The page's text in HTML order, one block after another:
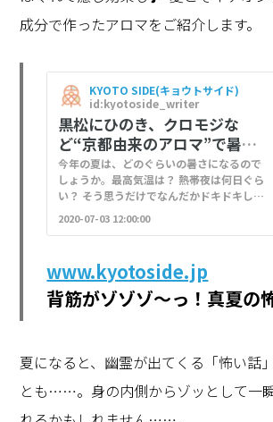
成分で作ったアロマをご紹介します。
KYOTO SIDE(キョウトサイド)
id:kyotoside_writer
黒松にひのき、クロモジな
ど“京都由来のアロマ”で暑～
い夏を乗りきろう！
今年の夏は、どのぐらいの暑さになるので
しょうか。最高気温は？ 熱帯夜は何日ぐら
い？ そう思うだけでなんだかドキドキして
きますね。クーラーを効かせた部屋でアイ
スクリームやかき氷を食べて涼を取るのも
2020-07-03 12:00:00
www.kyotoside.jp
背筋がゾゾゾ～っ！真夏の
夏になると、幽霊が出てくる「怖い話
とも……。身の内側からゾッとして一